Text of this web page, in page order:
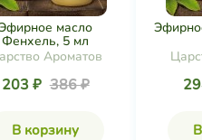
масло
Фенхель, 5 мл
Ароматов
203 ₽ 386 ₽
В корзину